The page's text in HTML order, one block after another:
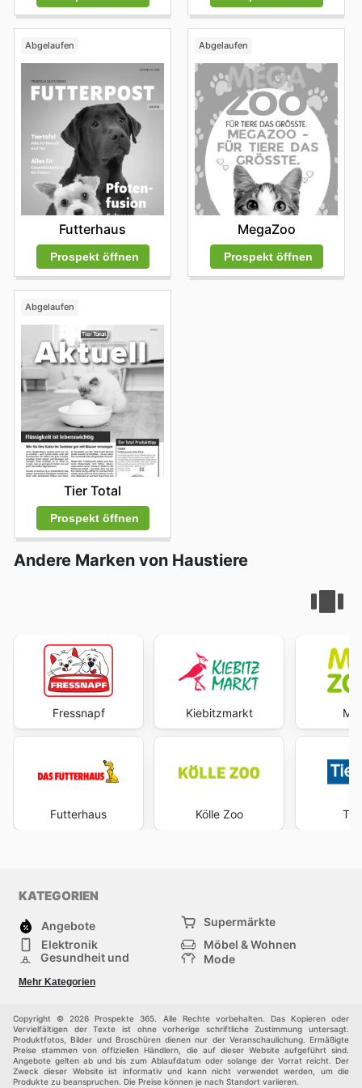
Abgelaufen
Futterhaus
Prospekt öffnen
Abgelaufen
MegaZoo
Prospekt öffnen
Abgelaufen
Tier Total
Prospekt öffnen
Andere Marken von Haustiere
Fressnapf
Futterhaus
Kiebitzmarkt
Kölle Zoo
KATEGORIEN
Angebote
Supermärkte
Elektronik
Möbel & Wohnen
Gesundheit und
Mode
Sportartikel und
Sportbekleidung
Einkaufzentren
Andere
Mehr Kategorien
Copyright © 2026 Prospekte 365. Alle Rechte vorbehalten. Das Kopieren oder
Vervielfältigen der Texte ist ohne vorherige schriftliche Zustimmung untersagt.
Produktfotos, Bilder und Broschüren dienen nur der Veranschaulichung. Ermäßigte
Preise stammen von offiziellen Händlern, die auf dieser Website aufgeführt sind.
Angebote gelten ab und bis zum Ablaufdatum oder solange der Vorrat reicht. Der
Zweck dieser Website ist informativ und kann nicht verwendet werden, um die
Produkte zu beanspruchen. Die Preise können je nach Standort variieren.